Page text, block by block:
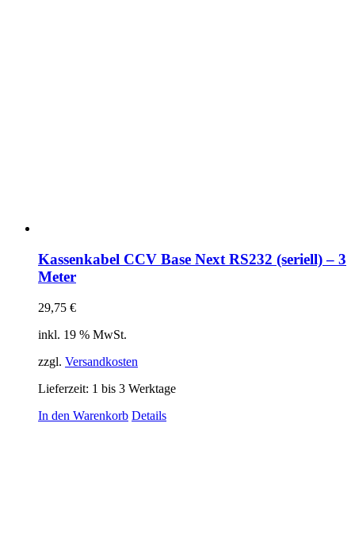
Kassenkabel CCV Base Next RS232 (seriell) – 3
Meter
29,75 €
inkl. 19 % MwSt.
zzgl. Versandkosten
Lieferzeit: 1 bis 3 Werktage
In den Warenkorb Details